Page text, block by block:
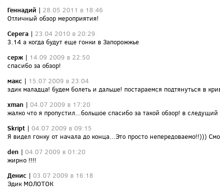
Геннадий | 28.05 2011 в 18:46
Отличный обзор мероприятия!
Серега | 23.04 2010 в 20:29
3.14 а когда будут еще гонки в Запорожжье
серж | 14.09 2009 в 22:50
спасибо за обзор!
макс | 15.07 2009 в 23:04
эдик маладца! будем болеть и дальше! постараемся подтянуться в
xman | 04.07 2009 в 17:20
жалко что я пропустил...большое спасибо за такой обзор! в следущий
Skript | 04.07 2009 в 09:15
Я видел гонку от начала до конца...Это просто непередоваемо!!)))
den | 04.07 2009 в 01:20
жирно !!!!
Денис | 03.07 2009 в 16:18
Эдик МОЛОТОК